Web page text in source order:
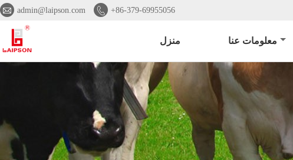
 admin@laipson.com  +86-379-69955056
منزل معلومات عنا